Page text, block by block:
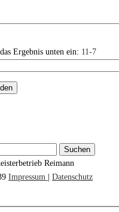
Ergebnis unten ein: 11-7
Reimann
Impressum
Datenschutz